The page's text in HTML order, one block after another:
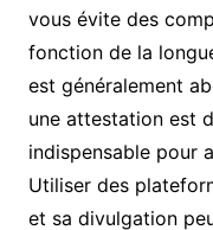
vous évite des
fonction de la
est généralement
une attestation est
indispensable pour
Utiliser des
et sa divulgation